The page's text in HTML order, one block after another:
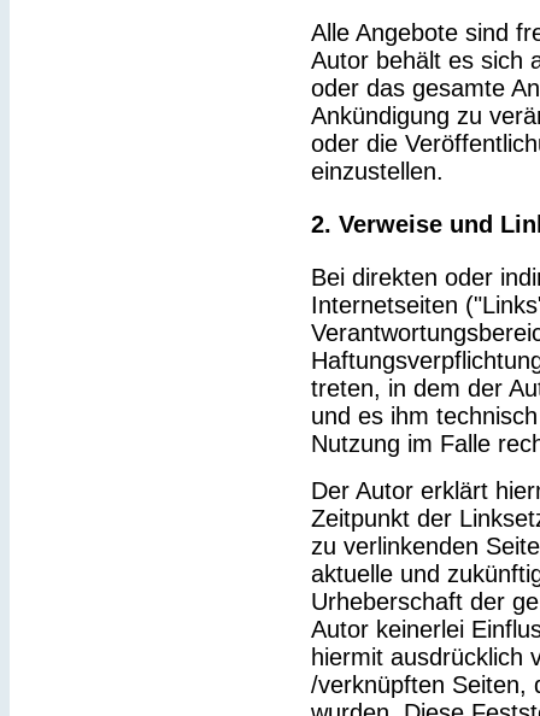
Alle Angebote sind
Autor behält es sich
oder das gesamte
Ankündigung zu
oder die
einzustellen.
2. Verweise und
Bei direkten oder
Internetseiten
treten, in dem der
und es ihm
Nutzung im Falle
Der Autor erklärt
Zeitpunkt der
zu verlinkenden
aktuelle und
Urheberschaft der
Autor keinerlei
hiermit ausdrücklich
/verknüpften Seiten,